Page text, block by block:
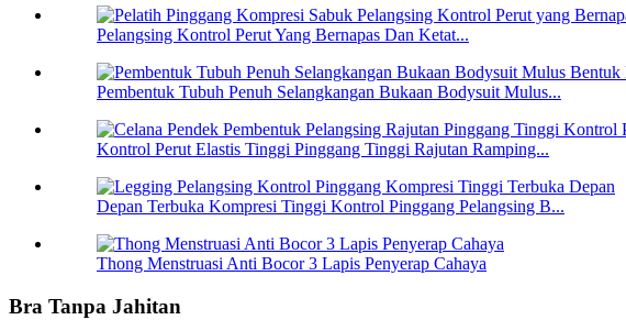
Pelangsing Kontrol Perut Yang Bernapas Dan Ketat...
Pembentuk Tubuh Penuh Selangkangan Bukaan Bodysuit Mulus...
Kontrol Perut Elastis Tinggi Pinggang Tinggi Rajutan Ramping...
Depan Terbuka Kompresi Tinggi Kontrol Pinggang Pelangsing B...
Thong Menstruasi Anti Bocor 3 Lapis Penyerap Cahaya
Bra Tanpa Jahitan